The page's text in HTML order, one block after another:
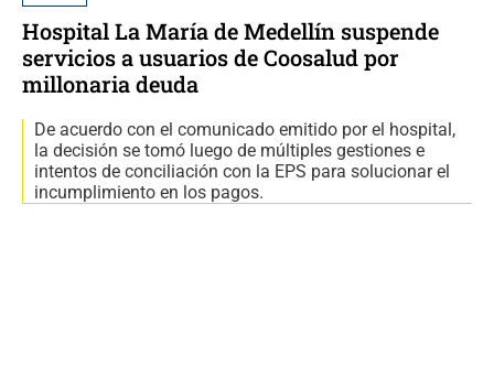
Hospital La María de Medellín suspende
servicios a usuarios de Coosalud por
millonaria deuda
De acuerdo con el comunicado emitido por el hospital,
la decisión se tomó luego de múltiples gestiones e
intentos de conciliación con la EPS para solucionar el
incumplimiento en los pagos.